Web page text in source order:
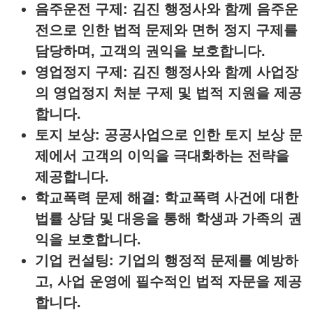
음주운전 구제 : 김진 행정사와 함께 음주운
전으로 인한 법적 문제와 면허 정지 구제를
담당하며, 고객의 권익을 보호합니다.
영업정지 구제 : 김진 행정사와 함께 사업장
의 영업정지 처분 구제 및 법적 지원을 제공
합니다.
토지 보상: 공공사업으로 인한 토지 보상 문
제에서 고객의 이익을 극대화하는 전략을
제공합니다.
학교폭력 문제 해결: 학교폭력 사건에 대한
법률 상담 및 대응을 통해 학생과 가족의 권
익을 보호합니다.
기업 컨설팅: 기업의 행정적 문제를 예방하
고, 사업 운영에 필수적인 법적 자문을 제공
합니다.